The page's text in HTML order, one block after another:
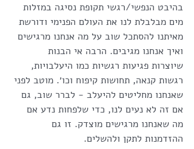
בהיבט הנפשי/רגשי תקופת נסיגה במזלות
מים מבלבלת לנו את העולם הפנימי ודורשת
מאיתנו להסתכל שוב על מה אנחנו מרגישים
ואיך אנחנו מגיבים. הרבה אי הבנות
שיוצרות פגיעות רגשיות כמו היעלבויות,
רגשות קנאה, תחושות קיפוח וכו׳. מוטב לפני
שאנחנו מחליטים להיעלב - לברר שוב, גם
אם זה לא נעים לנו, כדי שלפחות נדע אם
מה שאנחנו מרגישים מוצדק. זו גם
ההזדמנות לתקן ולהשלים.